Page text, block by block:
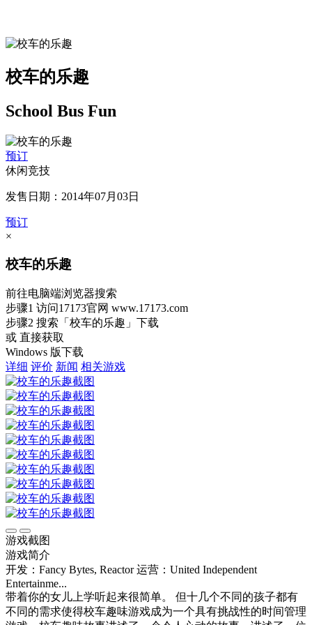
校车的乐趣
School Bus Fun
预订
休闲竞技
发售日期：2014年07月03日
预订
×
校车的乐趣
前往电脑端浏览器搜索
步骤1 访问17173官网 www.17173.com
步骤2 搜索 「校车的乐趣」 下载
或 直接获取
Windows 版下载
详细 评价 新闻 相关游戏
游戏截图
游戏简介
开发：Fancy Bytes, Reactor 运营：United Independent
Entertainme...
带着你的女儿上学听起来很简单。 但十几个不同的孩子都有
不同的需求使得校车趣味游戏成为一个具有挑战性的时间管理